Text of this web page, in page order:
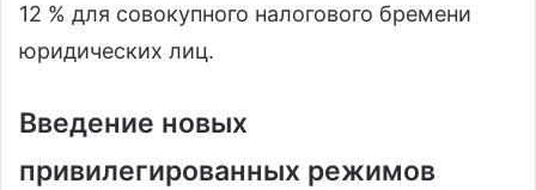
12 % для совокупного налогового бремени
юридических лиц.
Введение новых
привилегированных режимов